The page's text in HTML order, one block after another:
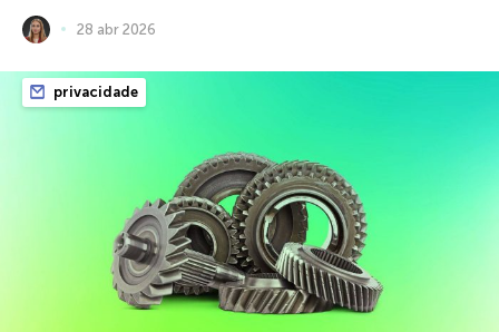
28 abr 2026
privacidade